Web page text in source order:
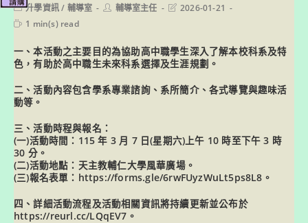
Post
category:
升學資訊/ 輔導室
Post輔導室主任
Post2026-01-21
Reading
1 min(s) read
一、本活動之主要目的為協助高中職學生深入了解本校科系及特
色，有助於高中職生未來科系選擇及生涯規劃。
二、活動內容包含學系專業諮詢、系所簡介、各式導覽與趣味活
動等。
三、活動時程與報名：
(一)活動時間：115 年 3 月 7 日(星期六)上午 10 時至下午 3 時
30 分。
(二)活動地點：天主教輔仁大學風華廣場。
(三)報名表單： https://forms.gle/6rwFUyzWuLt5ps8L8 。
四、詳細活動流程及活動相關資訊將持續更新並公布於
https://reurl.cc/LQqEV7 。